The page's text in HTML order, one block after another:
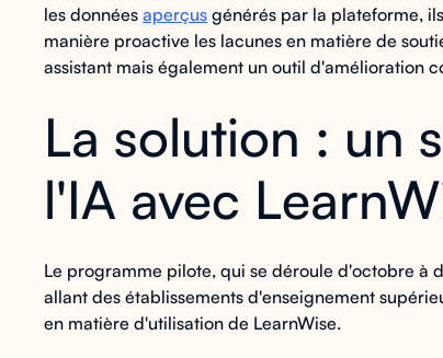
les données aperçus générés par la plateforme,
manière proactive les lacunes en matière de
assistant mais également un outil d'amélioration
La solution : un
l'IA avec
Le programme pilote, qui se déroule d'octobre à
allant des établissements d'enseignement
en matière d'utilisation de LearnWise.